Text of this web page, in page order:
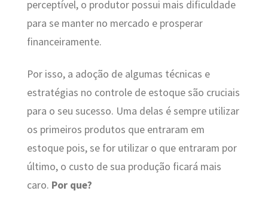
perceptível, o produtor possui mais dificuldade
para se manter no mercado e prosperar
financeiramente.
Por isso, a adoção de algumas técnicas e
estratégias no controle de estoque são cruciais
para o seu sucesso. Uma delas é sempre utilizar
os primeiros produtos que entraram em
estoque pois, se for utilizar o que entraram por
último, o custo de sua produção ficará mais
caro. Por que?